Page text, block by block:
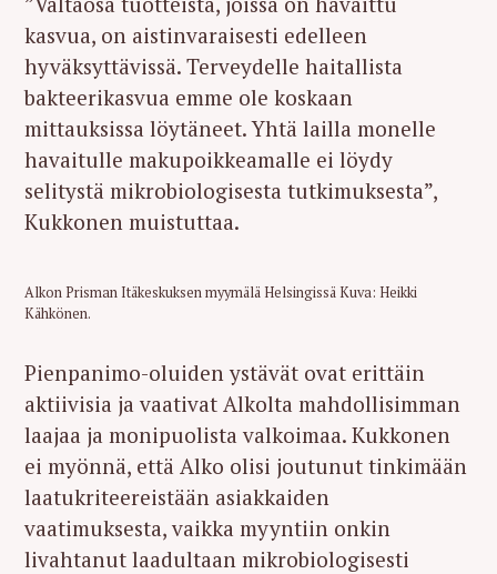
kasvua, on aistinvaraisesti edelleen
hyväksyttävissä. Terveydelle haitallista
bakteerikasvua emme ole koskaan
mittauksissa löytäneet. Yhtä lailla monelle
havaitulle makupoikkeamalle ei löydy
selitystä mikrobiologisesta tutkimuksesta”,
Kukkonen muistuttaa.
Alkon Prisman Itäkeskuksen myymälä Helsingissä Kuva: Heikki
Kähkönen.
Pienpanimo-oluiden ystävät ovat erittäin
aktiivisia ja vaativat Alkolta mahdollisimman
laajaa ja monipuolista valkoimaa. Kukkonen
ei myönnä, että Alko olisi joutunut tinkimään
laatukriteereistään asiakkaiden
vaatimuksesta, vaikka myyntiin onkin
livahtanut laadultaan mikrobiologisesti